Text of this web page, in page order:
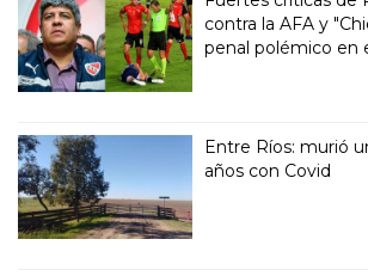
contra la AFA y
penal polémico en
Entre Ríos: murió
años con Covid